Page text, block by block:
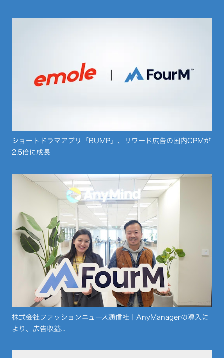
ショートドラマアプリ「BUMP」、リワード広告の国内CPMが
2.5倍に成長
株式会社ファッションニュース通信社｜AnyManagerの導入に
より、広告収益...